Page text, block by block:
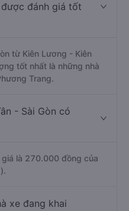
đánh giá tốt
từ Kiên Lương - Kiên
tốt nhất là những nhà
Trang.
- Sài Gòn có
là 270.000 đồng của
xe đang khai